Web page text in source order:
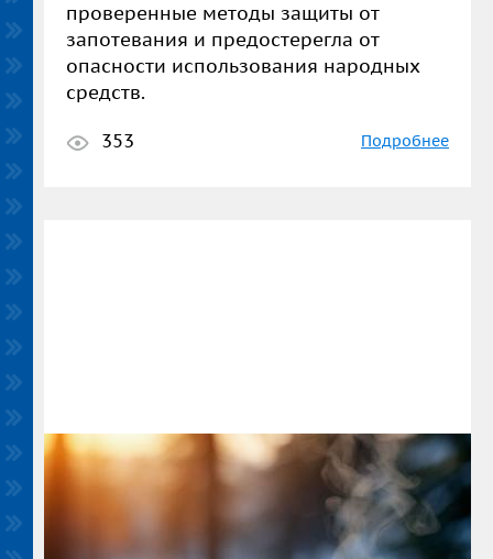
проверенные методы защиты от
запотевания и предостерегла от
опасности использования народных
средств.
353
Подробнее